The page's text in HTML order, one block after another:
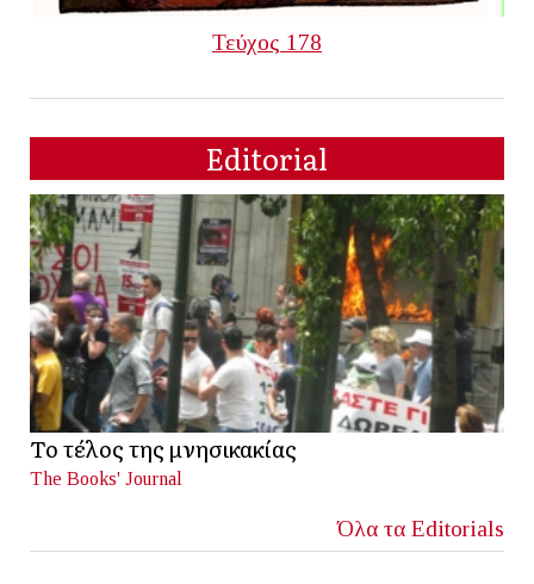
Τεύχος 178
Editorial
Το τέλος της μνησικακίας
The Books' Journal
Όλα τα Editorials